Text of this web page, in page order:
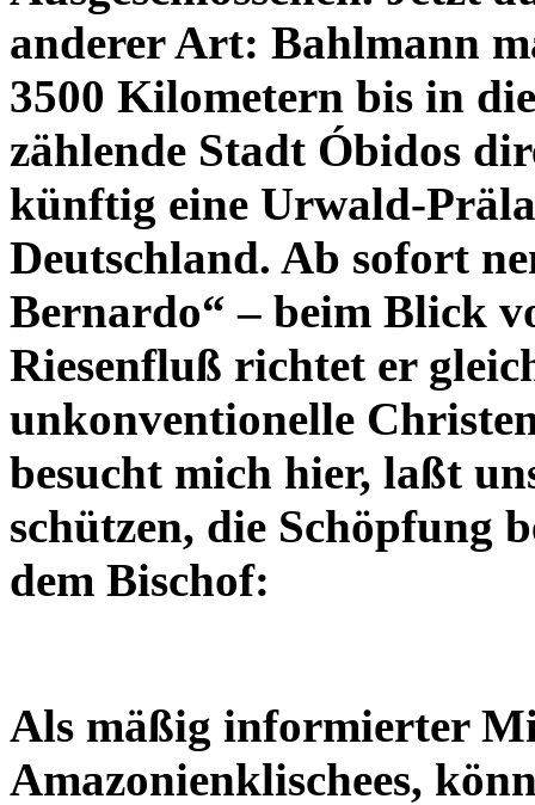
anderer Art: Bahlmann
3500 Kilometern bis in
zählende Stadt Óbidos
künftig eine Urwald-
Deutschland. Ab sofort
Bernardo“ – beim Blick
Riesenfluß richtet er
unkonventionelle
besucht mich hier, laßt
schützen, die Schöpfung
dem Bischof:
Als mäßig informierter
Amazonienklischees,